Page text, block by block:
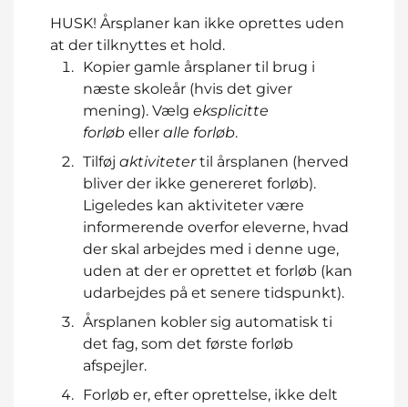
HUSK! Årsplaner kan ikke oprettes uden
at der tilknyttes et hold.
Kopier gamle årsplaner til brug i
næste skoleår (hvis det giver
mening). Vælg eksplicitte
forløb eller alle forløb.
Tilføj aktivitetertil årsplanen (herved
bliver der ikke genereret forløb).
Ligeledes kan aktiviteter være
informerende overfor eleverne, hvad
der skal arbejdes med i denne uge,
uden at der er oprettet et forløb (kan
udarbejdes på et senere tidspunkt).
Årsplanen kobler sig automatisk ti
det fag, som det første forløb
afspejler.
Forløb er, efter oprettelse, ikke delt